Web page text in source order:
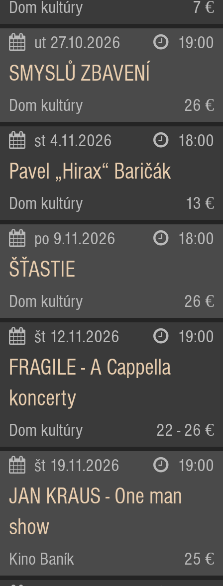
Dom kultúry 7 €
ut 27.10.2026 19:00
SMYSLŮ ZBAVENÍ
Dom kultúry 26 €
st 4.11.2026 18:00
Pavel „Hirax“ Baričák
Dom kultúry 13 €
po 9.11.2026 18:00
ŠŤASTIE
Dom kultúry 26 €
št 12.11.2026 19:00
FRAGILE - A Cappella
koncerty
Dom kultúry 22 - 26 €
št 19.11.2026 19:00
JAN KRAUS - One man
show
Kino Baník 25 €